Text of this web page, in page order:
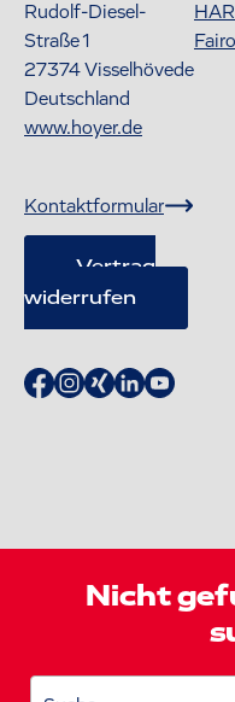
Rudolf-Diesel-
Straße 1
27374Visselhövede
Deutschland
www.hoyer.de
Kontaktformular
Vertrag
widerrufen
Nicht